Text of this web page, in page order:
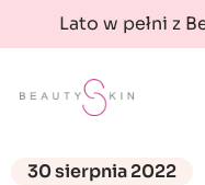
Lato w pełni z
30 sierpnia 2022